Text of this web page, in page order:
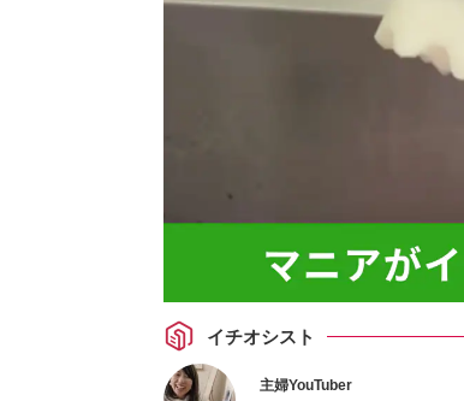
イチオシスト
主婦YouTuber